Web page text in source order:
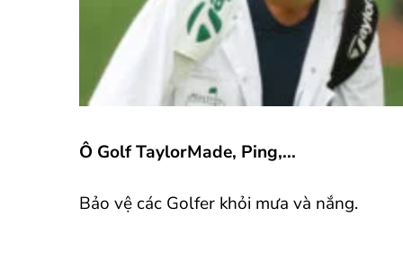
Ô Golf TaylorMade, Ping,...
Bảo vệ các Golfer khỏi mưa và nắng.